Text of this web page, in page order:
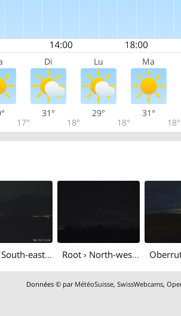
Di Lu Ma
17°
31°
18°
29°
18°
31°
18°
Root › South-east: Michelskreuz Root › North-west: Gasthaus Michaelskreuz
Données © par MétéoSuisse,SwissWebcams,